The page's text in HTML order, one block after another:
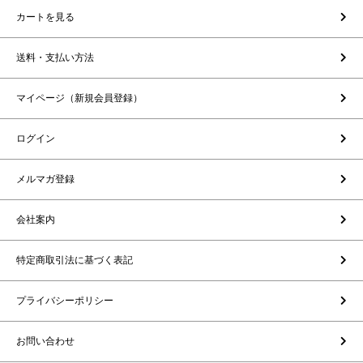
カートを見る
送料・支払い方法
マイページ（新規会員登録）
ログイン
メルマガ登録
会社案内
特定商取引法に基づく表記
プライバシーポリシー
お問い合わせ